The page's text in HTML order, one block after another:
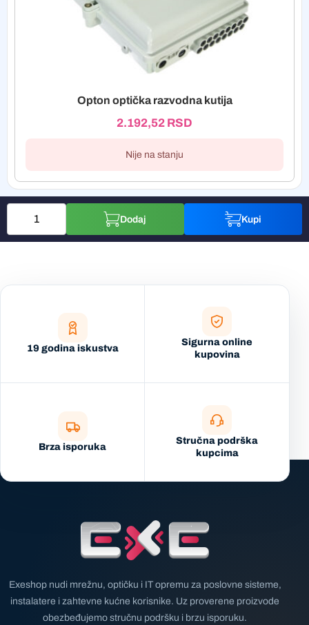
Opton optička razvodna kutija
2.192,52 RSD
Nije na stanju
Dodaj Kupi
19 godina iskustva
Sigurna online
kupovina
Brza isporuka
Stručna podrška
kupcima
Exeshop nudi mrežnu, optičku i IT opremu za poslovne sisteme,
instalatere i zahtevne kućne korisnike. Uz proverene proizvode
obezbeđujemo stručnu podršku i brzu isporuku.